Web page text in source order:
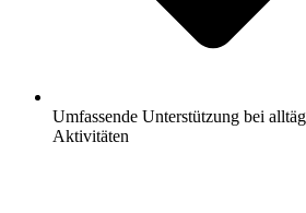
Umfassende Unterstützung bei
Aktivitäten